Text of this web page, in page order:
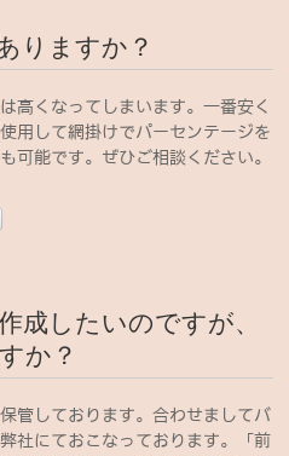
りますか？
高くなってしまいます。一番安く
用して網掛けでパーセンテージを
可能です。ぜひご相談ください。
成したいのですが、
か？
管しております。合わせましてバ
社にておこなっております。「前